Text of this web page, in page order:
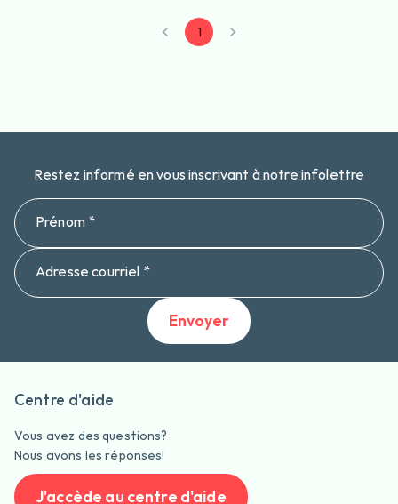
1
Restez informé en vous inscrivant à notre infolettre
Prénom *
Adresse courriel *
Envoyer
Centre d'aide
Vous avez des questions?
Nous avons les réponses!
J'accède au centre d'aide